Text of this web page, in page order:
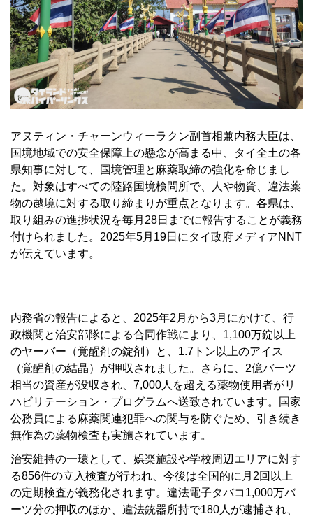
アヌティン・チャーンウィーラクン副首相兼内務大臣は、
国境地域での安全保障上の懸念が高まる中、タイ全土の各
県知事に対して、国境管理と麻薬取締の強化を命じまし
た。対象はすべての陸路国境検問所で、人や物資、違法薬
物の越境に対する取り締まりが重点となります。各県は、
取り組みの進捗状況を毎月28日までに報告することが義務
付けられました。2025年5月19日にタイ政府メディアNNT
が伝えています。
内務省の報告によると、2025年2月から3月にかけて、行
政機関と治安部隊による合同作戦により、1,100万錠以上
のヤーバー（覚醒剤の錠剤）と、1.7トン以上のアイス
（覚醒剤の結晶）が押収されました。さらに、2億バーツ
相当の資産が没収され、7,000人を超える薬物使用者がリ
ハビリテーション・プログラムへ送致されています。国家
公務員による麻薬関連犯罪への関与を防ぐため、引き続き
無作為の薬物検査も実施されています。
治安維持の一環として、娯楽施設や学校周辺エリアに対す
る856件の立入検査が行われ、今後は全国的に月2回以上
の定期検査が義務化されます。違法電子タバコ1,000万バ
ーツ分の押収のほか、違法銃器所持で180人が逮捕され、